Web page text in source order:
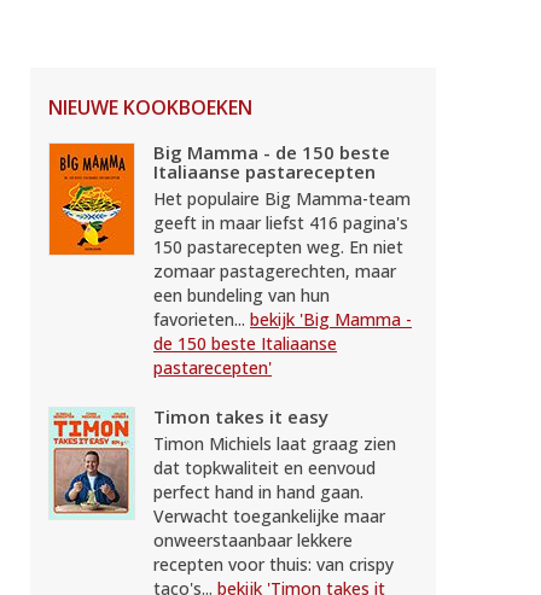
NIEUWE KOOKBOEKEN
Big Mamma - de 150 beste
Italiaanse pastarecepten
Het populaire Big Mamma-team
geeft in maar liefst 416 pagina's
150 pastarecepten weg. En niet
zomaar pastagerechten, maar
een bundeling van hun
favorieten... bekijk 'Big Mamma -
de 150 beste Italiaanse
pastarecepten'
Timon takes it easy
Timon Michiels laat graag zien
dat topkwaliteit en eenvoud
perfect hand in hand gaan.
Verwacht toegankelijke maar
onweerstaanbaar lekkere
recepten voor thuis: van crispy
taco's... bekijk 'Timon takes it